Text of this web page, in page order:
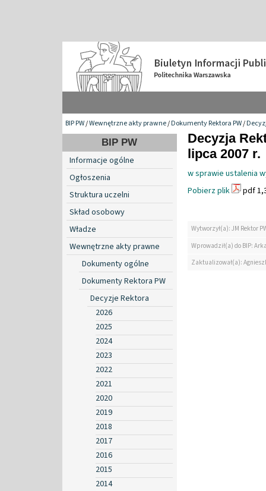
BIP PW/Wewnętrzne akty prawne/Dokumenty Rektora PW/
BIP PW
Informacje ogólne
Ogłoszenia
Struktura uczelni
Skład osobowy
Władze
Wewnętrzne akty prawne
Dokumenty ogólne
Dokumenty Rektora PW
Decyzje Rektora
2026
2025
2024
2023
2022
2021
2020
2019
2018
2017
2016
2015
2014
Decyzja
lipca 2007 r.
w sprawie ustalenia
Pobierz plik
pdf
Wytworzył(a): JM Rektor
Wprowadził(a) do BIP:
Zaktualizował(a):